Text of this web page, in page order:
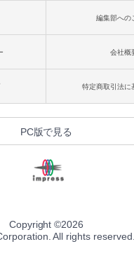
編集部への
会社概
特定商取引法に
PC版で見る
Copyright ©2026
All rights reserved.